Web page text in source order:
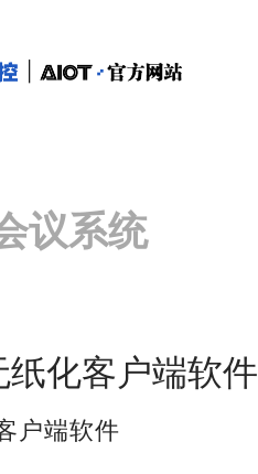
议系统
纸化客户端软件
户端软件